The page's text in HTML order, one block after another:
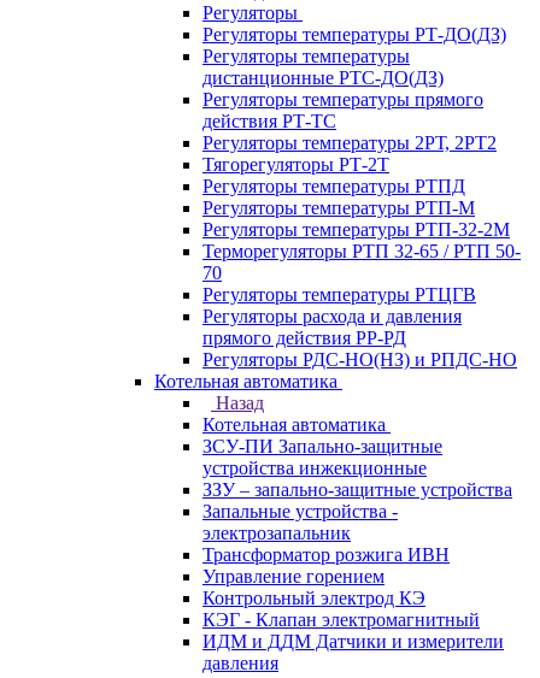
Регуляторы
Регуляторы температуры РТ-ДО(ДЗ)
Регуляторы температуры
дистанционные РТС-ДО(ДЗ)
Регуляторы температуры прямого
действия РТ-ТС
Регуляторы температуры 2РТ, 2РT2
Тягорегуляторы РТ-2Т
Регуляторы температуры РТПД
Регуляторы температуры РТП-M
Регуляторы температуры РТП-32-2М
Терморегуляторы РТП 32-65 / РТП 50-
70
Регуляторы температуры РТЦГВ
Регуляторы расхода и давления
прямого действия РР-РД
Регуляторы РДС-НО(НЗ) и РПДС-НО
Котельная автоматика
Назад
Котельная автоматика
ЗСУ-ПИ Запально-защитные
устройства инжекционные
ЗЗУ – запально-защитные устройства
Запальные устройства -
электрозапальник
Трансформатор розжига ИВН
Управление горением
Контрольный электрод КЭ
КЭГ - Клапан электромагнитный
ИДМ и ДДМ Датчики и измерители
давления